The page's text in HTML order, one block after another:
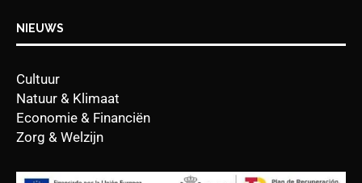
NIEUWS
Cultuur
Natuur & Klimaat
Economie & Financiën
Zorg & Welzijn